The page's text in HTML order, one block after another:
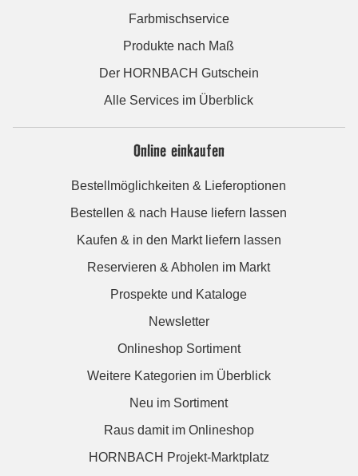
Farbmischservice
Produkte nach Maß
Der HORNBACH Gutschein
Alle Services im Überblick
Online einkaufen
Bestellmöglichkeiten & Lieferoptionen
Bestellen & nach Hause liefern lassen
Kaufen & in den Markt liefern lassen
Reservieren & Abholen im Markt
Prospekte und Kataloge
Newsletter
Onlineshop Sortiment
Weitere Kategorien im Überblick
Neu im Sortiment
Raus damit im Onlineshop
HORNBACH Projekt-Marktplatz